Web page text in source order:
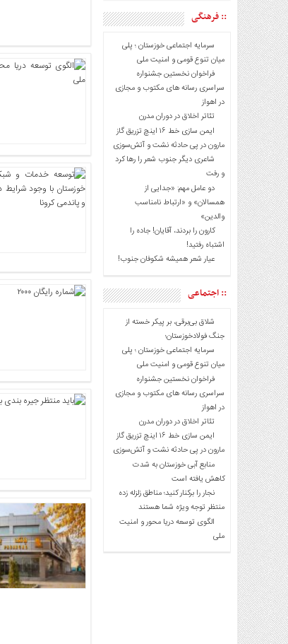
اجتماعی
سیاسی
فرهنگی
ورزشی
بین
الملل
گزارش
یادداشت
چند
رسانه
ویدئو
گزارش
یادداشت
:: فرهنگی
سرمایه اجتماعی خوزستان ؛ پلی
میان تنوع قومی و امنیت ملی
فراخوان نخستین جشنواره
سراسری رسانه های مکتوب و مجازی
در اهواز
تئاتر اخلاق در دوران مدرن
ایمن سازی خط ۱۶ اینچ تزریق گاز
مارون در پی حادثه نشت و آتش‌سوزی
شاعری دیگر جنوب شعر را رها کرد
و رفت
دو عامل مهم: «جدایی از
همسالان» و «ارتباط نامناسب
والدین»
کارون را بردند، آقایان! جاده را
اشتباه رفتید!
عیار شعر همیشه شکوفان جنوب!
:: اجتماعی
شلاق‌ بی‌برقی، بر پیکر خسته‌ از
جنگ فولادخوزستان؛
سرمایه اجتماعی خوزستان ؛ پلی
میان تنوع قومی و امنیت ملی
فراخوان نخستین جشنواره
سراسری رسانه های مکتوب و مجازی
در اهواز
تئاتر اخلاق در دوران مدرن
ایمن سازی خط ۱۶ اینچ تزریق گاز
مارون در پی حادثه نشت و آتش‌سوزی
منابع آبی خوزستان به شدت
کاهش یافته است
نجار را برکنار کنید؛ مناطق زلزله زده
منتظر توجه ویژه شما هستند
الگوی توسعه دریا محور و امنیت
ملی